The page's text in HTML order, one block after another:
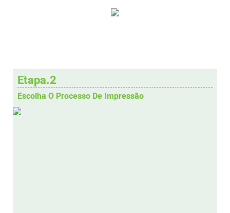
Etapa.2
Escolha O Processo De Impressão